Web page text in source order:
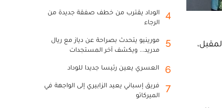
4
الوداد يقترب من خطف صفقة جديدة من
الرجاء
5
مورينيو يتحدث بصراحة عن دياز مع ريال
مدريد... ويكشف آخر المستجدات
6 العسري يعين رئيسا جديدا للوداد
7
فريق إسباني يعيد الزابيري إلى الواجهة في
الميركاتو